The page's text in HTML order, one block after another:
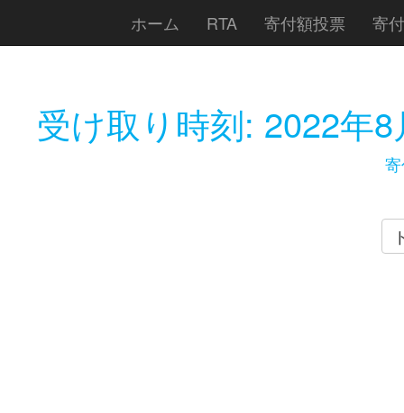
ホーム RTA 寄付額投票 寄
受け取り時刻: 2022年